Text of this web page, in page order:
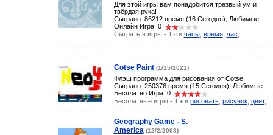
Для этой игры вам понадобится трезвый ум и
твёрдая рука!
Сыграно: 86212 время (16 Сегодня), Любимые
Онлайн Игра: 0
Сыграть в игры - Тэги:часы, время, час
Cotse Paint (1/15/2021)
Флэш программа для рисования от Cotse.
Сыграно: 250376 время (15 Сегодня), Любимые
Бесплатно Игра: 0
Бесплатные игры - Тэги:рисовать, рисунок, цвет,
Geography Game - S.
America (12/2/2008)